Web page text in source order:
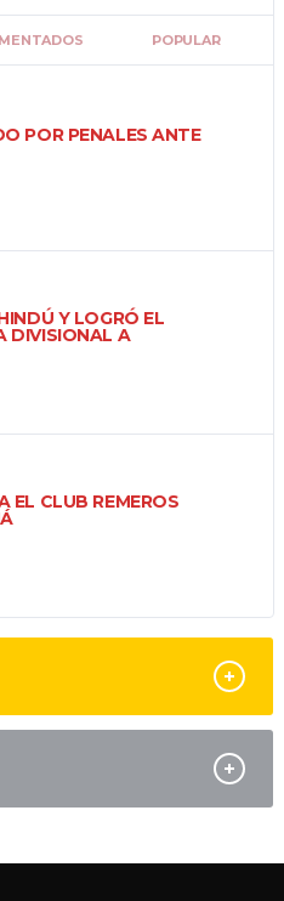
POPULAR
POR PENALES ANTE
Y LOGRÓ EL
DIVISIONAL A
EL CLUB REMEROS